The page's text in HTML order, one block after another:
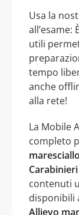
Usa la
all’esame:
utili
tempo
anche
alla rete!
La Mobile
completo
contenuti
disponibili
Allievo